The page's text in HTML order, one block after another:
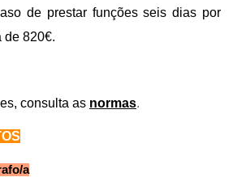
de prestar funções seis dias por
de 820€.
consulta as normas.
a